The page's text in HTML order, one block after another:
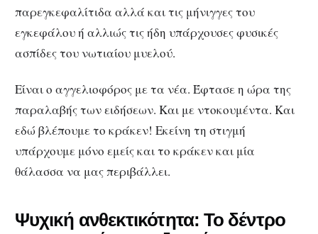
παρεγκεφαλίτιδα αλλά και τις μήνιγγες του
εγκεφάλου ή αλλιώς τις ήδη υπάρχουσες φυσικές
ασπίδες του νωτιαίου μυελού.
Είναι ο αγγελιοφόρος με τα νέα. Έφτασε η ώρα της
παραλαβής των ειδήσεων. Και με ντοκουμέντα. Και
εδώ βλέπουμε το κράκεν! Εκείνη τη στιγμή
υπάρχουμε μόνο εμείς και το κράκεν και μία
θάλασσα να μας περιβάλλει.
Ψυχική ανθεκτικότητα: To δέντρο